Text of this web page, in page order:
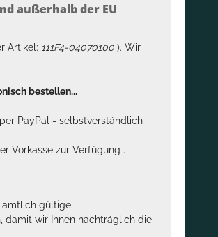
außerhalb der EU
Artikel: 111F4-04070100 ). Wir
bestellen...
PayPal - selbstverständlich
Vorkasse zur Verfügung .
amtlich gültige
damit wir Ihnen nachträglich die